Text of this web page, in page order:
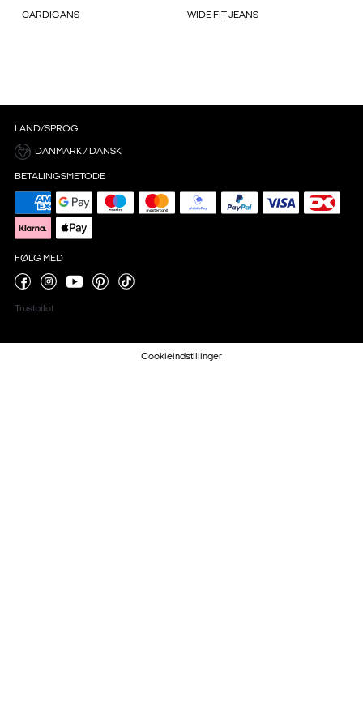
CARDIGANS WIDE FIT JEANS
LAND/SPROG
DANMARK / DANSK
BETALINGSMETODE
FØLG MED
Trustpilot
Cookieindstillinger